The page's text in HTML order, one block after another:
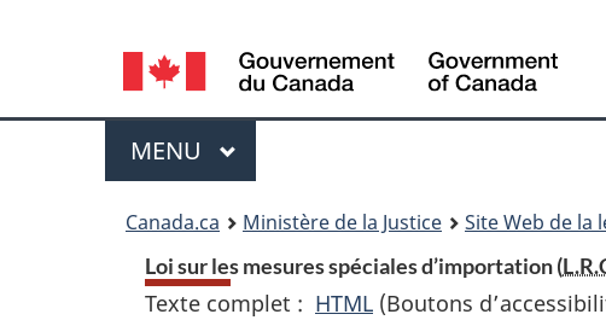
Language
selection
Menu
MENU PRINCIPAL
Canada.ca Ministère de la Justice Site Web de la
Loi sur les mesures spéciales d’importation (
Texte complet : HTML Texte
(Boutons